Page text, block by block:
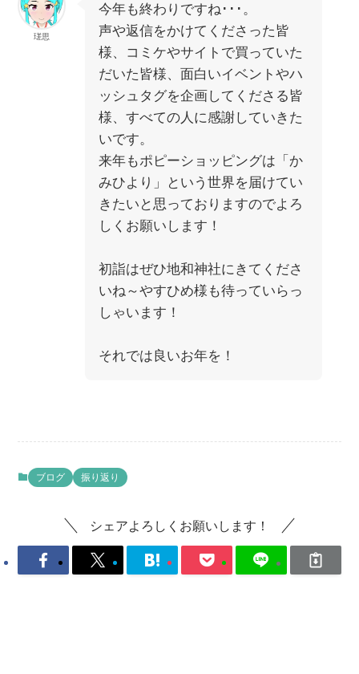
瑳思
今年も終わりですね･･･。
声や返信をかけてくださった皆
様、コミケやサイトで買っていた
だいた皆様、面白いイベントやハ
ッシュタグを企画してくださる皆
様、すべての人に感謝していきた
いです。
来年もポピーショッピングは「か
みひより」という世界を届けてい
きたいと思っておりますのでよろ
しくお願いします！
初詣はぜひ地和神社にきてくださ
いね～やすひめ様も待っていらっ
しゃいます！
それでは良いお年を！
ブログ 振り返り
シェアよろしくお願いします！